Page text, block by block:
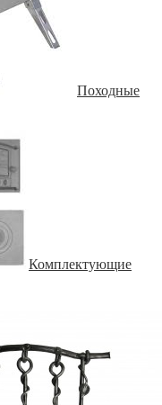
Походные
Комплектующие